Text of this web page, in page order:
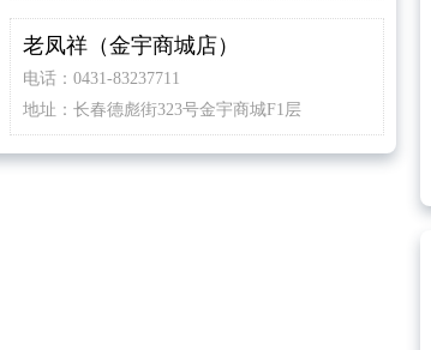
老凤祥（金宇商城店）
电话：0431-83237711
地址：长春德彪街323号金宇商城F1层